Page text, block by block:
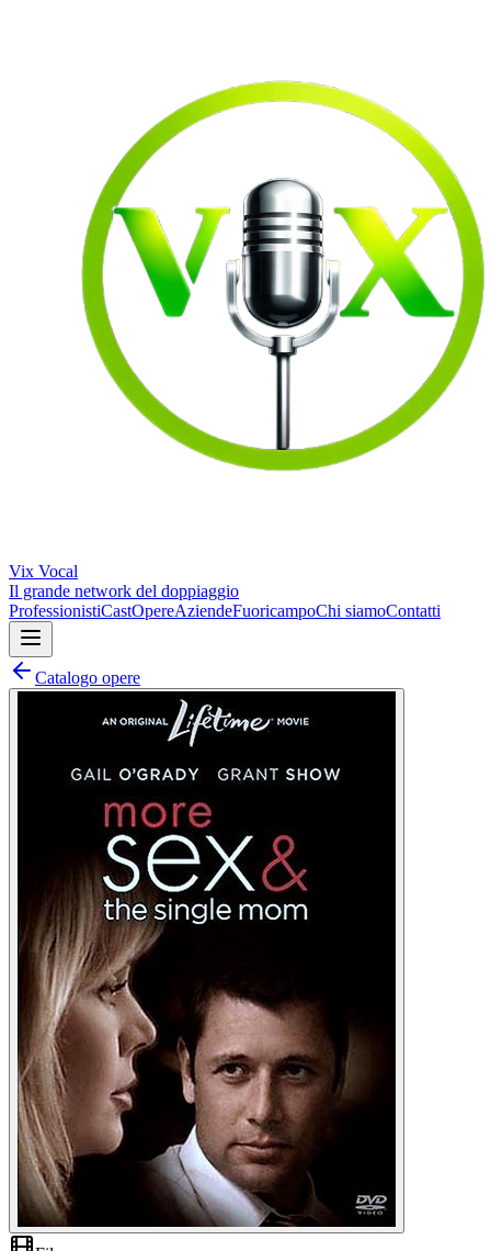
Vix Vocal
Il grande network del doppiaggio
ProfessionistiCastOpereAziendeFuoricampoChi siamoContatti
Catalogo opere